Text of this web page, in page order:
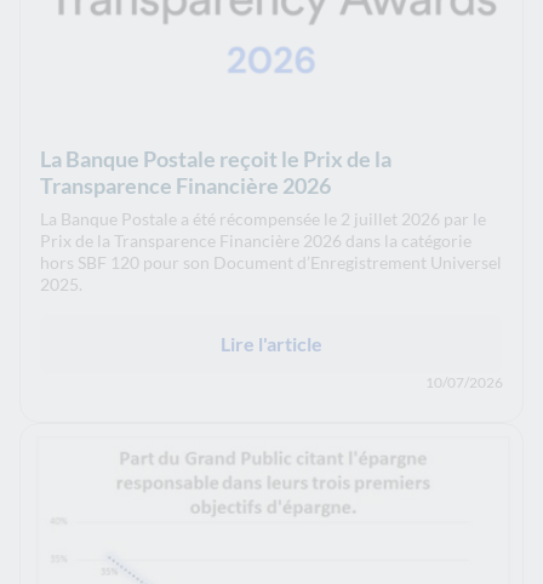
La Banque Postale reçoit le Prix de la
Transparence Financière 2026
La Banque Postale a été récompensée le 2 juillet 2026 par le
Prix de la Transparence Financière 2026 dans la catégorie
hors SBF 120 pour son Document d’Enregistrement Universel
2025.
Lire l'article
10/07/2026